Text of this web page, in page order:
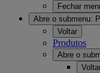
Fechar
Abre o submenu:
Voltar
Produtos
Abre o